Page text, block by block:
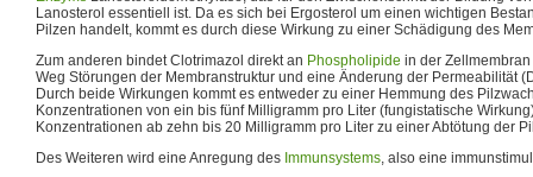
Lanosterol essentiell ist. Da es sich bei Ergosterol um einen wichtigen
Pilzen handelt, kommt es durch diese Wirkung zu einer Schädigung des
Zum anderen bindet Clotrimazol direkt an Phospholipide in der
Weg Störungen der Membranstruktur und eine Änderung der Permeabilität
Durch beide Wirkungen kommt es entweder zu einer Hemmung des
Konzentrationen von ein bis fünf Milligramm pro Liter (fungistatische
Konzentrationen ab zehn bis 20 Milligramm pro Liter zu einer Abtötung der
Des Weiteren wird eine Anregung des Immunsystems, also eine